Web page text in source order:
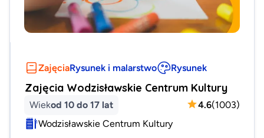
ZajęciaRysunek i malarstwo Rysunek
Zajęcia Wodzisławskie Centrum Kultury
Wiekod 10 do 17 lat 4.6(1003)
Wodzisławskie Centrum Kultury